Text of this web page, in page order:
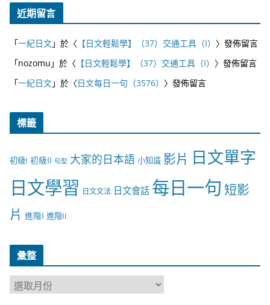
近期留言
「一紀日文」於〈 【日文輕鬆學】（37）交通工具（I） 〉發佈留言
「nozomu 」於〈 【日文輕鬆學】（37）交通工具（I） 〉發佈留言
「一紀日文」於〈日文每日一句（3576） 〉發佈留言
標籤
初級I 初級II 句型 大家的日本語 小知識 影片 日文單字
日文學習 日文文法 日文會話 每日一句 短影
片 進階I 進階II
彙整
彙
整